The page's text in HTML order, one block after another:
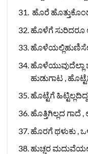
ಹೊರೆ
ಹೊಳೆಗೆ ಸುರಿದರೂ
ಹೊಳೆಯುವುದೆಲ್ಲಾ
ಹುಡುಗಾಟ ,
ಹೊಟ್ಟೆಗೆ
ಹೊತ್ತಿಗಿಲ್ಲದ
ಹೊರಗೆ ಥಳುಕು ,
ಹುಚ್ಚರ